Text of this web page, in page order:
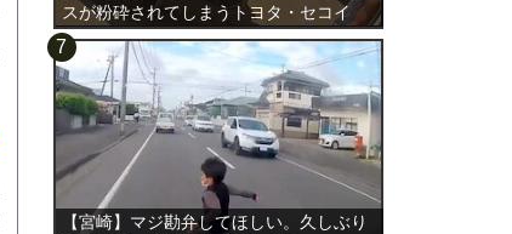
スが粉砕されてしまうトヨタ・セコイ
ア。
【宮崎】マジ勘弁してほしい。久しぶり